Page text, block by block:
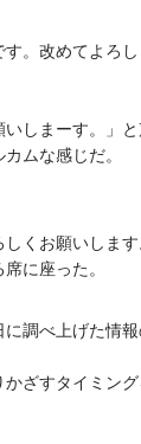
す。改めてよろ
しまーす。」
ムな感じだ。
くお願いします
に座った。
調べ上げた情
ざすタイミン